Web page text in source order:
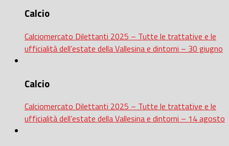
Calcio
Calciomercato Dilettanti 2025 – Tutte le trattative e le
ufficialità dell’estate della Vallesina e dintorni – 30 giugno
Calcio
Calciomercato Dilettanti 2025 – Tutte le trattative e le
ufficialità dell’estate della Vallesina e dintorni – 14 agosto